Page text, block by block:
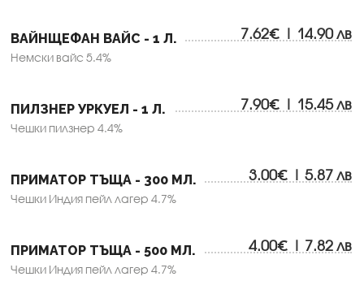
ВАЙНЩЕФАН ВАЙС - 1 Л. 7.62€ | 14.90 лв
Немски вайс 5.4%
ПИЛЗНЕР УРКУЕЛ - 1 Л. 7.90€ | 15.45 лв
Чешки пилзнер 4.4%
ПРИМАТОР ТЪЩА - 300 МЛ. 3.00€ | 5.87 лв
Чешки Индия пейл лагер 4.7%
ПРИМАТОР ТЪЩА - 500 МЛ. 4.00€ | 7.82 лв
Чешки Индия пейл лагер 4.7%